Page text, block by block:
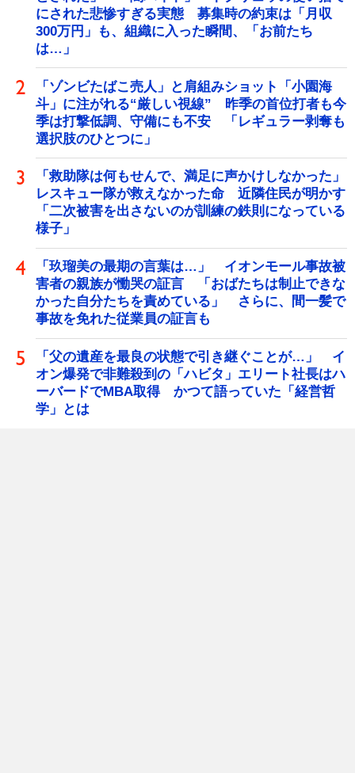
にされた悲惨すぎる実態 募集時の約束は「月収
300万円」も、組織に入った瞬間、「お前たち
は…」
「ゾンビたばこ売人」と肩組みショット「小園海
斗」に注がれる“厳しい視線” 昨季の首位打者も今
季は打撃低調、守備にも不安 「レギュラー剥奪も
選択肢のひとつに」
「救助隊は何もせんで、満足に声かけしなかった」
レスキュー隊が救えなかった命 近隣住民が明かす
「二次被害を出さないのが訓練の鉄則になっている
様子」
「玖瑠美の最期の言葉は…」 イオンモール事故被
害者の親族が慟哭の証言 「おばたちは制止できな
かった自分たちを責めている」 さらに、間一髪で
事故を免れた従業員の証言も
「父の遺産を最良の状態で引き継ぐことが…」 イ
オン爆発で非難殺到の「ハビタ」エリート社長はハ
ーバードでMBA取得 かつて語っていた「経営哲
学」とは